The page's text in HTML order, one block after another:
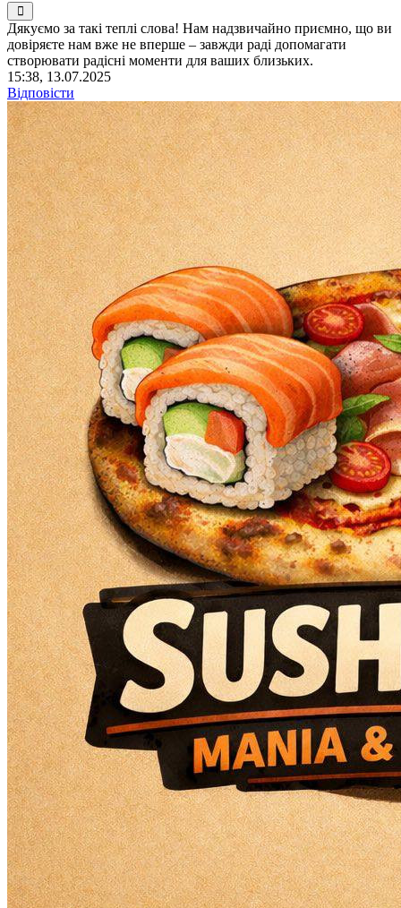
Дякуємо за такі теплі слова! Нам надзвичайно приємно, що ви
довіряєте нам вже не вперше – завжди раді допомагати
створювати радісні моменти для ваших близьких.
15:38, 13.07.2025
Відповісти